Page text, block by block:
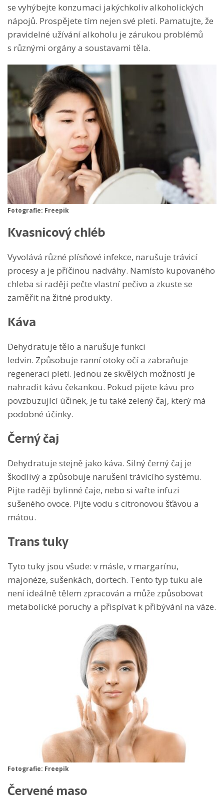
se vyhýbejte konzumaci jakýchkoliv alkoholických
nápojů. Prospějete tím nejen své pleti. Pamatujte, že
pravidelné užívání alkoholu je zárukou problémů
s různými orgány a soustavami těla.
Fotografie: Freepik
Kvasnicový chléb
Vyvolává různé plísňové infekce, narušuje trávicí
procesy a je příčinou nadváhy. Namísto kupovaného
chleba si raději pečte vlastní pečivo a zkuste se
zaměřit na žitné produkty.
Káva
Dehydratuje tělo a narušuje funkci
ledvin. Způsobuje ranní otoky očí a zabraňuje
regeneraci pleti. Jednou ze skvělých možností je
nahradit kávu čekankou. Pokud pijete kávu pro
povzbuzující účinek, je tu také zelený čaj, který má
podobné účinky.
Černý čaj
Dehydratuje stejně jako káva. Silný černý čaj je
škodlivý a způsobuje narušení trávicího systému.
Pijte raději bylinné čaje, nebo si vařte infuzi
sušeného ovoce. Pijte vodu s citronovou šťávou a
mátou.
Trans tuky
Tyto tuky jsou všude: v másle, v margarínu,
majonéze, sušenkách, dortech. Tento typ tuku ale
není ideálně tělem zpracován a může způsobovat
metabolické poruchy a přispívat k přibývání na váze.
Fotografie: Freepik
Červené maso